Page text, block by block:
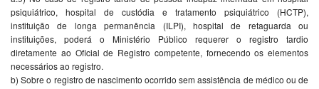
psiquiátrico, hospital de custódia e tratamento psiquiátrico (HCTP),
instituição de longa permanência (ILPI), hospital de retaguarda ou
instituições, poderá o Ministério Público requerer o registro tardio
diretamente ao Oficial de Registro competente, fornecendo os elementos
necessários ao registro.
b) Sobre o registro de nascimento ocorrido sem assistência de médico ou de